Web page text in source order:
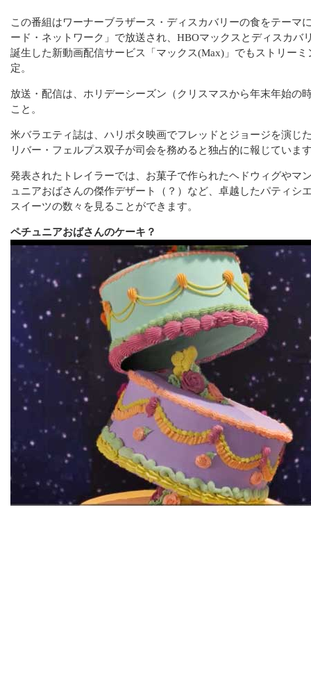
この番組はワーナーブラザース・ディスカバリーの食をテーマ
ード・ネットワーク」で放送され、HBOマックスとディスカバ
誕生した新動画配信サービス「マックス(Max)」でもストリー
定。
放送・配信は、ホリデーシーズン（クリスマスから年末年始の
こと。
米バラエティ誌は、ハリポタ映画でフレッドとジョージを演じ
リバー・フェルプス双子が司会を務めると独占的に報じていま
発表されたトレイラーでは、お菓子で作られたヘドウィグやマ
ュニアおばさんの傑作デザート（？）など、卓越したパティシ
スイーツの数々を見ることができます。
ペチュニアおばさんのケーキ？